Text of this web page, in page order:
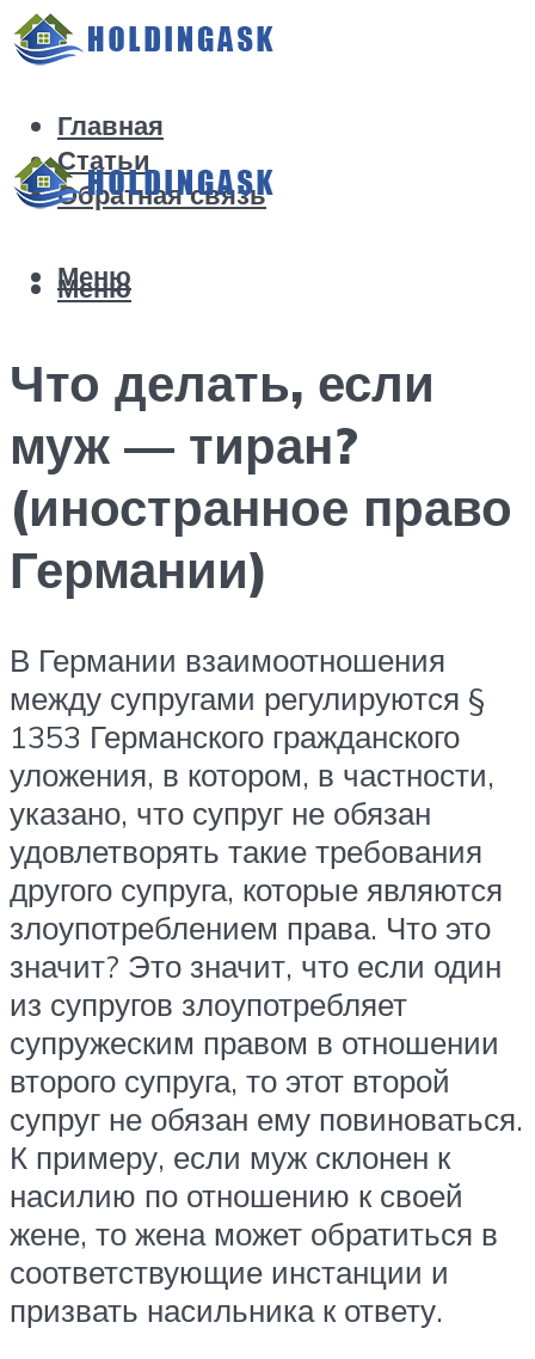
Главная
Статьи
Обратная связь
Меню
Меню
Что делать, если
муж — тиран?
(иностранное право
Германии)
В Германии взаимоотношения
между супругами регулируются §
1353 Германского гражданского
уложения, в котором, в частности,
указано, что супруг не обязан
удовлетворять такие требования
другого супруга, которые являются
злоупотреблением права. Что это
значит? Это значит, что если один
из супругов злоупотребляет
супружеским правом в отношении
второго супруга, то этот второй
супруг не обязан ему повиноваться.
К примеру, если муж склонен к
насилию по отношению к своей
жене, то жена может обратиться в
соответствующие инстанции и
призвать насильника к ответу.